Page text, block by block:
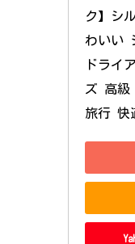
ク】シ
わいい
ドライ
ズ 高級
旅行 快